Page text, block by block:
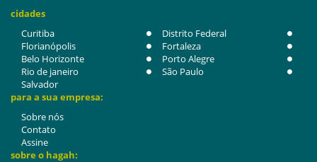
cidades
Curitiba
Distrito Federal
Florianópolis
Fortaleza
Belo Horizonte
Porto Alegre
Rio de janeiro
São Paulo
Salvador
para a sua empresa:
Sobre nós
Contato
Assine
sobre o hagah: